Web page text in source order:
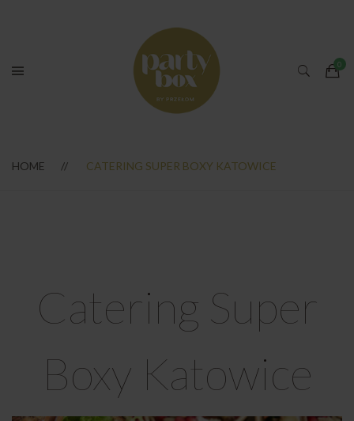
HOME CATERING SUPER BOXY KATOWICE
Catering Super
Boxy Katowice